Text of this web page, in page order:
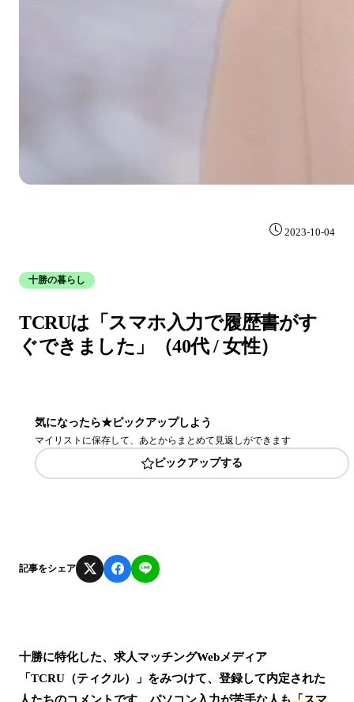
2023-10-04
十勝の暮らし
TCRUは「スマホ入力で履歴書がす
ぐできました」（40代 / 女性）
気になったら★ピックアップしよう
マイリストに保存して、あとからまとめて見返しができます
ピックアップする
記事をシェア
十勝に特化した、求人マッチングWebメディア
「TCRU（ティクル）」をみつけて、登録して内定された
人たちのコメントです。パソコン入力が苦手な人も「スマ